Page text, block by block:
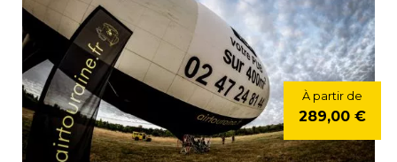
À partir de
289,00 €